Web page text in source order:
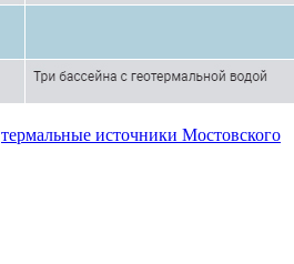
термальные источники Мостовского